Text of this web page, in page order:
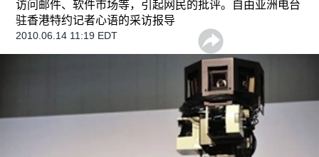
访问邮件、软件市场等，引起网民的批评。自由亚洲电台
驻香港特约记者心语的采访报导
2010.06.14 11:19 EDT